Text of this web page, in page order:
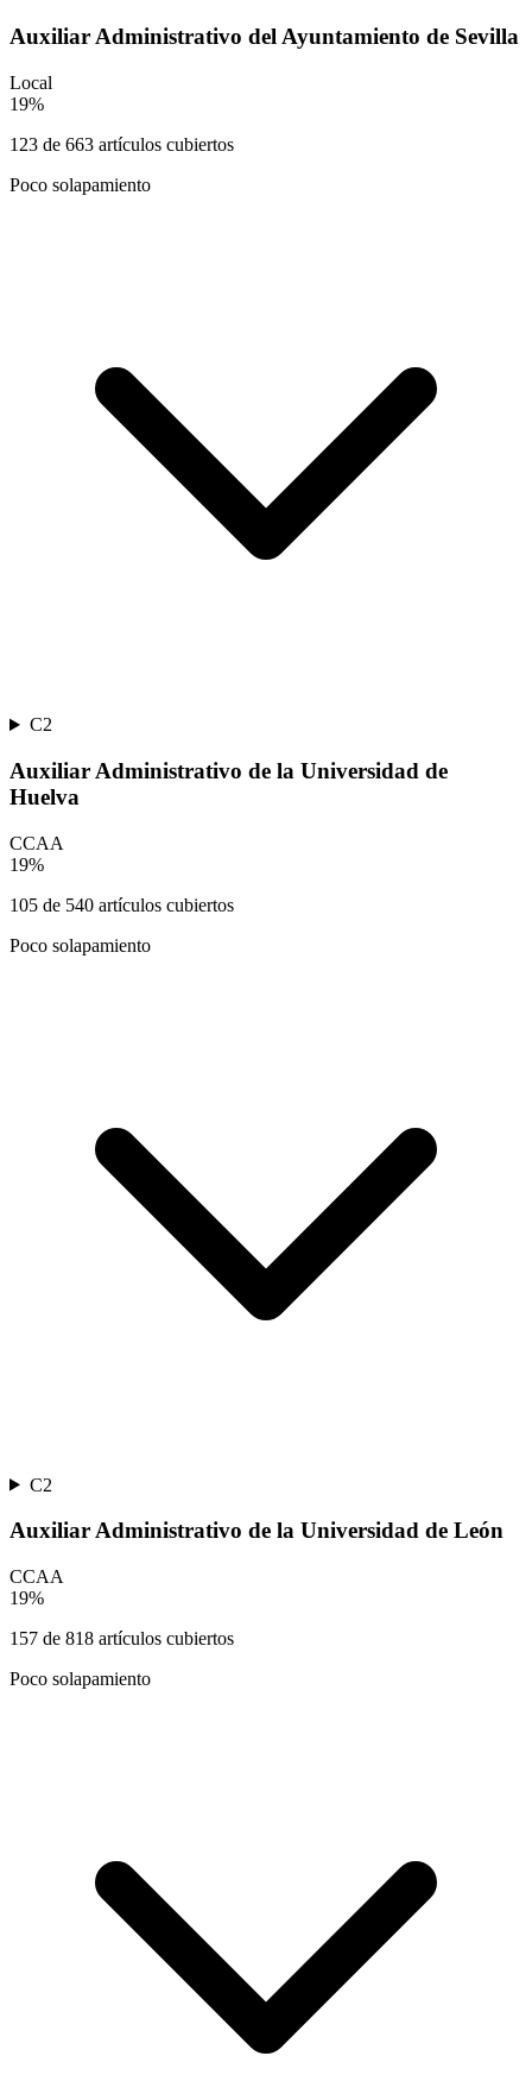
Auxiliar Administrativo del Ayuntamiento de Sevilla
Local
19%
123 de 663 artículos cubiertos
Poco solapamiento
C2
Auxiliar Administrativo de la Universidad de
Huelva
CCAA
19%
105 de 540 artículos cubiertos
Poco solapamiento
C2
Auxiliar Administrativo de la Universidad de León
CCAA
19%
157 de 818 artículos cubiertos
Poco solapamiento